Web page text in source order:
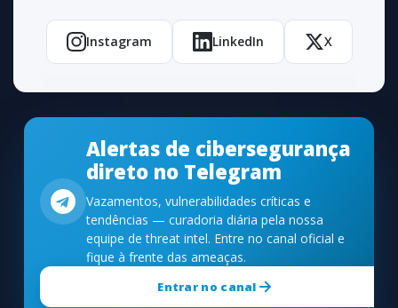
Instagram LinkedIn X
Alertas de cibersegurança
direto no Telegram
Vazamentos, vulnerabilidades críticas e
tendências — curadoria diária pela nossa
equipe de threat intel. Entre no canal oficial e
fique à frente das ameaças.
Entrar no canal